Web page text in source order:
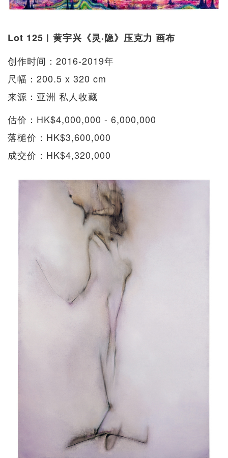
Lot 125︱黄宇兴《灵·隐》压克力 画布
创作时间：2016-2019年
尺幅：200.5 x 320 cm
来源：亚洲 私人收藏
估价：HK$4,000,000 - 6,000,000
落槌价：HK$3,600,000
成交价：HK$4,320,000